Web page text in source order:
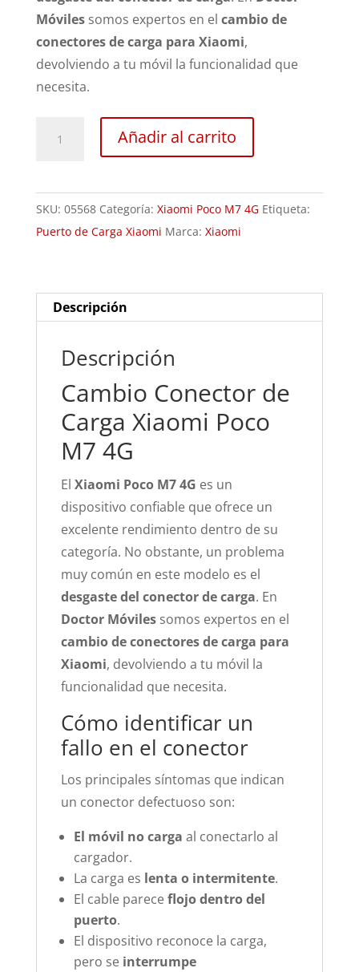
Móvilessomos expertos en el cambio de
conectores de carga para Xiaomi,
devolviendo a tu móvil la funcionalidad que
necesita.
Carga
Xiaomi
Poco
cantidad
Añadir al carrito
SKU: 05568 Categoría: Xiaomi Poco M7 4G Etiqueta:
Puerto de Carga Xiaomi Marca: Xiaomi
Descripción
Descripción
Cambio Conector de
Carga Xiaomi Poco
M7 4G
El Xiaomi Poco M7 4G es un
dispositivo confiable que ofrece un
excelente rendimiento dentro de su
categoría. No obstante, un problema
muy común en este modelo es el
desgaste del conector de carga. En
Doctor Móvilessomos expertos en el
cambio de conectores de carga para
Xiaomi, devolviendo a tu móvil la
funcionalidad que necesita.
Cómo identificar un
fallo en el conector
Los principales síntomas que indican
un conector defectuoso son:
El móvil no carga al conectarlo al
cargador.
La carga es lenta o intermitente.
El cable pareceflojo dentro del
puerto.
El dispositivo reconoce la carga,
pero se interrumpe